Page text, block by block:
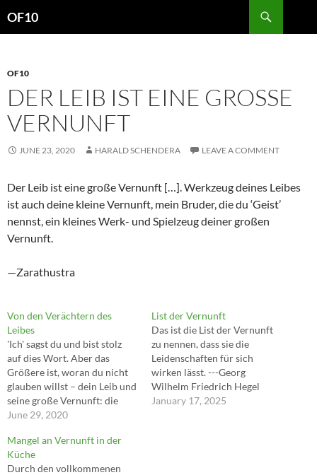
OF10
OF10
DER LEIB IST EINE GROSSE V
ERNUNFT
JUNE 23, 2020 HARALD SCHENDERA LEAVE A COMMENT
Der Leib ist eine große Vernunft […]. Werkzeug deines Leibes
ist auch deine kleine Vernunft, mein Bruder, die du ‘Geist’
nennst, ein kleines Werk- und Spielzeug deiner großen
Vernunft.
—Zarathustra
Von den Verächtern des
Leibes
'Ich' sagst du und bist stolz
auf dies Wort. Aber das
Größere ist, woran du nicht
glauben willst – dein Leib und
seine große Vernunft: die
sagt nicht Ich, aber tut Ich. ---
June 29, 2020
List der Vernunft
Das ist die List der Vernunft
zu nennen, dass sie die
Leidenschaften für sich
wirken lässt. ---Georg
Wilhelm Friedrich Hegel
January 17, 2025
Mangel an Vernunft in der
Küche
Durch den vollkommenen